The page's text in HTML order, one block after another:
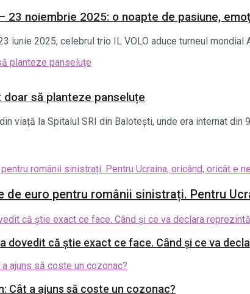
23 noiembrie 2025: o noapte de pasiune,
iunie 2025, celebrul trio IL VOLO aduce turneul mondial
doar să planteze panseluțe
viață la Spitalul SRI din Balotești, unde era internat din
euro pentru românii sinistrați. Pentru
dovedit că știe exact ce face. Când și ce va
Cât a ajuns să coste un cozonac?